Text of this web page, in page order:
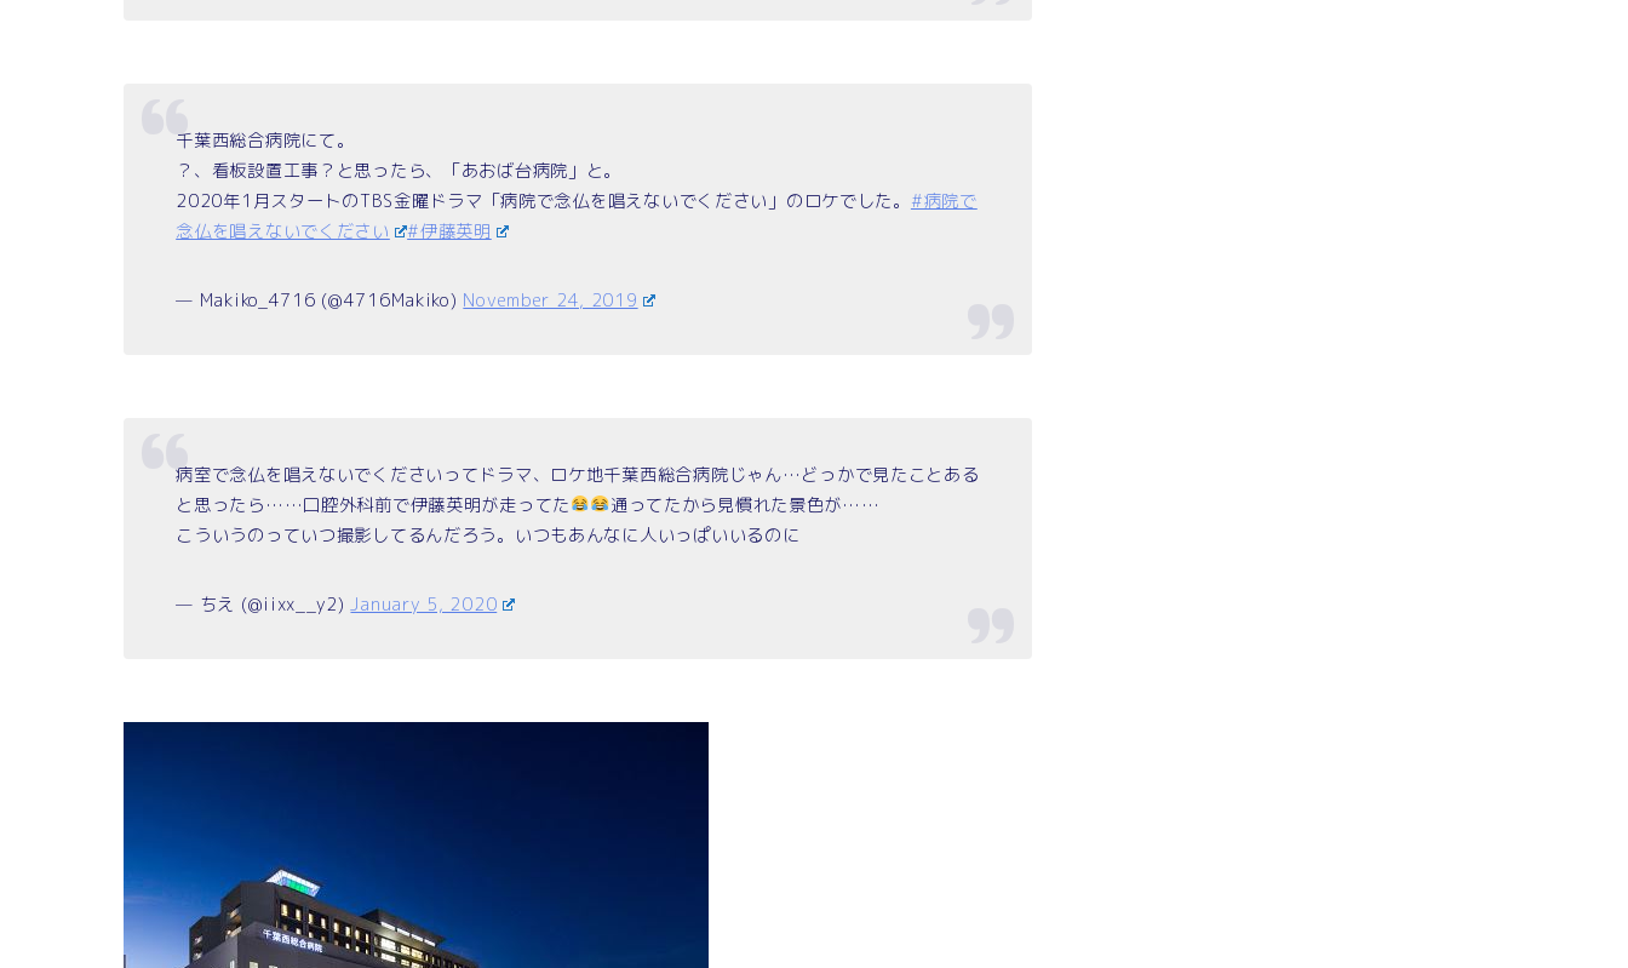
千葉西総合病院にて。
？、看板設置工事？と思ったら、「あおば台病院」と。
2020年1月スタートのTBS金曜ドラマ「病院で念仏を唱えないでください」のロケでした。 #病院で
念仏を唱えないでください
#伊藤英明
— Makiko_4716 (@4716Makiko) November 24, 2019
病室で念仏を唱えないでくださいってドラマ、ロケ地千葉西総合病院じゃん…どっかで見たことある
と思ったら……口腔外科前で伊藤英明が走ってた
通ってたから見慣れた景色が……
こういうのっていつ撮影してるんだろう。いつもあんなに人いっぱいいるのに
— ちえ (@iixx__y2)January 5, 2020